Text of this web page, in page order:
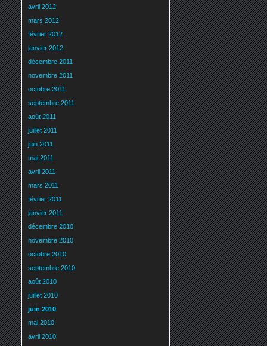
avril 2012
mars 2012
février 2012
janvier 2012
décembre 2011
novembre 2011
octobre 2011
septembre 2011
août 2011
juillet 2011
juin 2011
mai 2011
avril 2011
mars 2011
février 2011
janvier 2011
décembre 2010
novembre 2010
octobre 2010
septembre 2010
août 2010
juillet 2010
juin 2010
mai 2010
avril 2010